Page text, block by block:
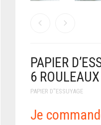
PAPIER
6
PAPIER D"ESSUYAGE
Je